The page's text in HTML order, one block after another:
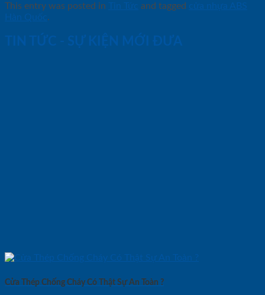
This entry was posted in Tin Tức and tagged cửa nhựa ABS
Hàn Quốc .
TIN TỨC - SỰ KIỆN MỚI ĐƯA
Cửa Thép Chống Cháy Có Thật Sự An Toàn ?